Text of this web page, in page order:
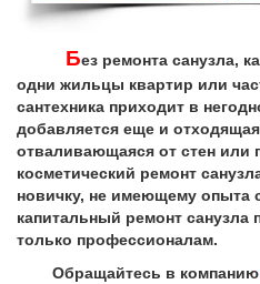
Без ремонта санузла,
одни жильцы квартир или
сантехника приходит в
добавляется еще и
отваливающаяся от стен или
косметический ремонт
новичку, не имеющему опыта
капитальный ремонт санузла
только профессионалам.
Обращайтесь в компанию